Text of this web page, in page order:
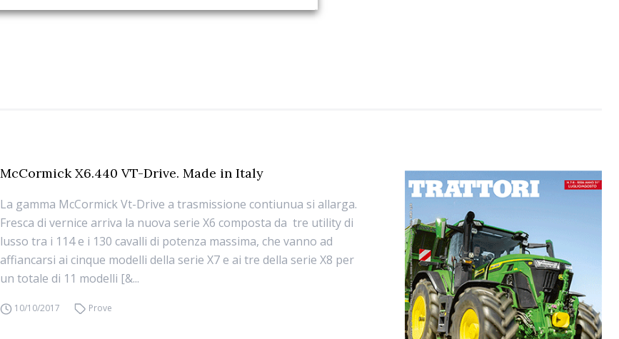
McCormick X6.440 VT-Drive. Made in Italy
La gamma McCormick Vt-Drive a trasmissione contiunua si allarga.
Fresca di vernice arriva la nuova serie X6 composta da tre utility di
lusso tra i 114 e i 130 cavalli di potenza massima, che vanno ad
affiancarsi ai cinque modelli della serie X7 e ai tre della serie X8 per
un totale di 11 modelli [&...
10/10/2017 Prove